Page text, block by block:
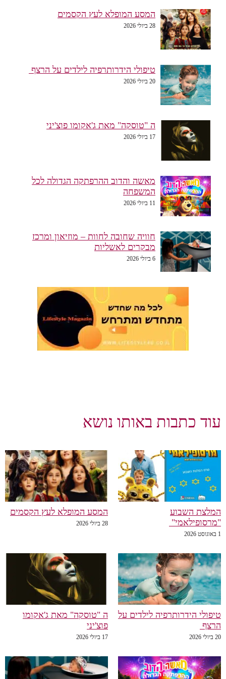
המסע המופלא לעץ הקסמים
28 ביולי 2026
טיפולי הידרותרפיה לילדים על הרצף
20 ביולי 2026
ה "טוסקה" מאת ג'אקומו פוצ'יני
מאשה והדוב ההרפתקה הגדולה לכל
המשפחה
11 ביולי 2026
חוויה שחובה לחוות – מוזיאון ומרכז
מבקרים לאשליות
6 ביולי 2026
כתבות באותו נושא
השבוע
המסע המופלא לעץ הקסמים
הידרותרפיה לילדים על
ה "טוסקה" מאת ג'אקומו
פוצ'יני